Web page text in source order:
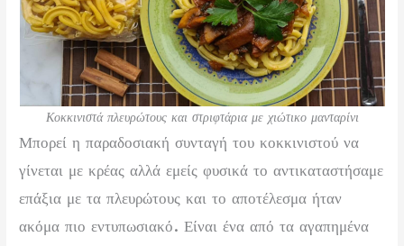
Κοκκινιστά πλευρώτους και στριφτάρια με χιώτικο μανταρίνι
Μπορεί η παραδοσιακή συνταγή του κοκκινιστού να
γίνεται με κρέας αλλά εμείς φυσικά το αντικαταστήσαμε
επάξια με τα πλευρώτους και το αποτέλεσμα ήταν
ακόμα πιο εντυπωσιακό. Είναι ένα από τα αγαπημένα